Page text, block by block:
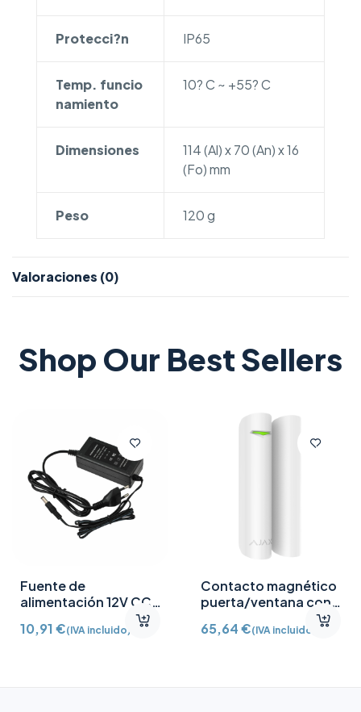
Protecci?n IP65
Temp. funcio
namiento
10? C ~ +55? C
Dimensiones
114 (Al) x 70 (An) x 16
(Fo) mm
Peso 120 g
Valoraciones (0)
Shop Our Best Sellers
Fuente de
alimentación 12V CC
10,91€(IVA incluido)
Contacto magnético
puerta/ventana con
Detector vibración e
inclinación AJ-
65,64€(IVA incluido)